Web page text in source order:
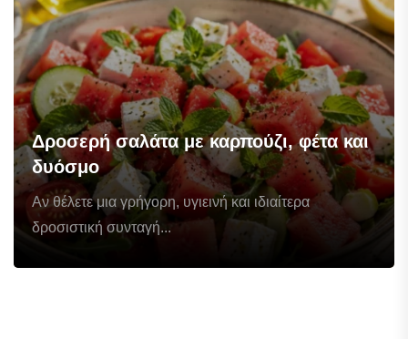
Δροσερή σαλάτα με καρπούζι, φέτα και
δυόσμο
Αν θέλετε μια γρήγορη, υγιεινή και ιδιαίτερα
δροσιστική συνταγή...